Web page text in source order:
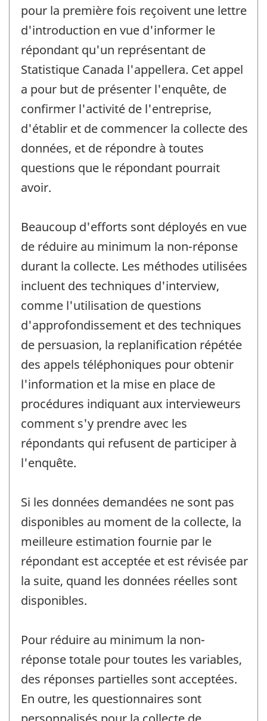
pour la première fois reçoivent une lettre
d'introduction en vue d'informer le
répondant qu'un représentant de
Statistique Canada l'appellera. Cet appel
a pour but de présenter l'enquête, de
confirmer l'activité de l'entreprise,
d'établir et de commencer la collecte des
données, et de répondre à toutes
questions que le répondant pourrait
avoir.
Beaucoup d'efforts sont déployés en vue
de réduire au minimum la non-réponse
durant la collecte. Les méthodes utilisées
incluent des techniques d'interview,
comme l'utilisation de questions
d'approfondissement et des techniques
de persuasion, la replanification répétée
des appels téléphoniques pour obtenir
l'information et la mise en place de
procédures indiquant aux intervieweurs
comment s'y prendre avec les
répondants qui refusent de participer à
l'enquête.
Si les données demandées ne sont pas
disponibles au moment de la collecte, la
meilleure estimation fournie par le
répondant est acceptée et est révisée par
la suite, quand les données réelles sont
disponibles.
Pour réduire au minimum la non-
réponse totale pour toutes les variables,
des réponses partielles sont acceptées.
En outre, les questionnaires sont